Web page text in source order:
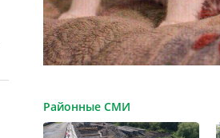
Районные СМИ